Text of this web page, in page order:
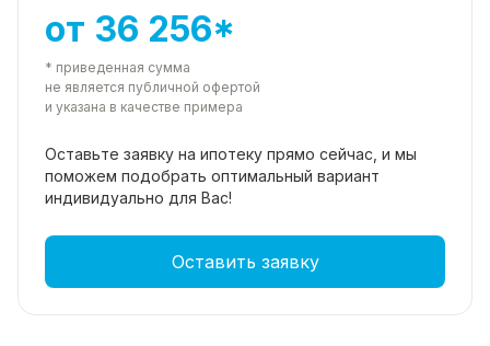
от 36 256*
* приведенная сумма
не является публичной офертой
и указана в качестве примера
Оставьте заявку на ипотеку прямо сейчас, и мы
поможем подобрать оптимальный вариант
индивидуально для Вас!
Оставить заявку